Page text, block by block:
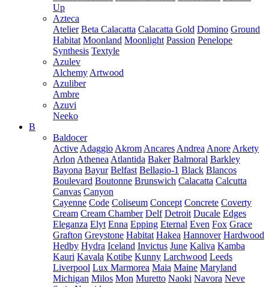
Up
Azteca
Atelier Beta Calacatta Calacatta Gold Domino Ground
Habitat Moonland Moonlight Passion Penelope
Synthesis Textyle
Azulev
Alchemy Artwood
Azuliber
Ambre
Azuvi
Neeko
B
Baldocer
Active Adaggio Akrom Ancares Andrea Anore Arkety
Arlon Athenea Atlantida Baker Balmoral Barkley
Bayona Bayur Belfast Bellagio-1 Black Blancos
Boulevard Boutonne Brunswich Calacatta Calcutta
Canvas Canyon
Cayenne Code Coliseum Concept Concrete Coverty
Cream Cream Chamber Delf Detroit Ducale Edges
Eleganza Elyt Enna Epping Eternal Even Fox Grace
Grafton Greystone Habitat Hakea Hannover Hardwood
Hedby Hydra Iceland Invictus June Kaliva Kamba
Kauri Kavala Kotibe Kunny Larchwood Leeds
Liverpool Lux Marmorea Maia Maine Maryland
Michigan Milos Mon Muretto Naoki Navora Neve